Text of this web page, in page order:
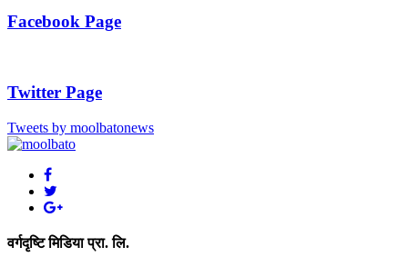
Facebook Page
Twitter Page
Tweets by moolbatonews
वर्गदृष्टि मिडिया प्रा. लि.